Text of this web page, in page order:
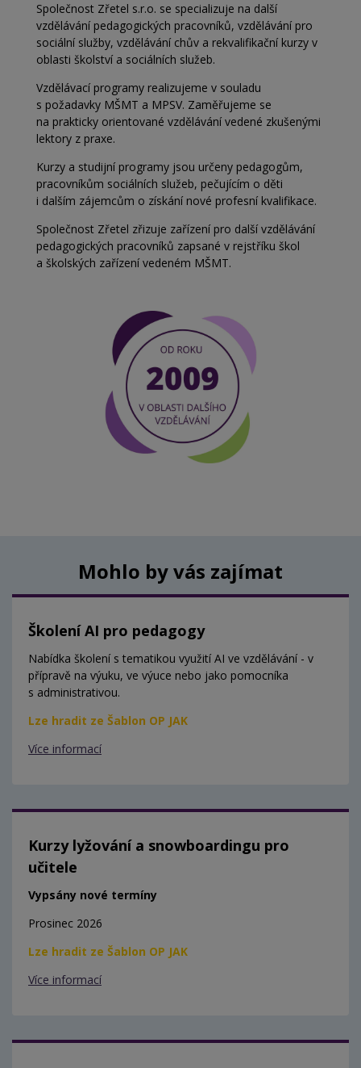
Společnost Zřetel s.r.o. se specializuje na další
vzdělávání pedagogických pracovníků, vzdělávání pro
sociální služby, vzdělávání chův a rekvalifikační kurzy v
oblasti školství a sociálních služeb.
Vzdělávací programy realizujeme v souladu
s požadavky MŠMT a MPSV. Zaměřujeme se
na prakticky orientované vzdělávání vedené zkušenými
lektory z praxe.
Kurzy a studijní programy jsou určeny pedagogům,
pracovníkům sociálních služeb, pečujícím o děti
i dalším zájemcům o získání nové profesní kvalifikace.
Společnost Zřetel zřizuje zařízení pro další vzdělávání
pedagogických pracovníků zapsané v rejstříku škol
a školských zařízení vedeném MŠMT.
Mohlo by vás zajímat
Školení AI pro pedagogy
Nabídka školení s tematikou využití AI ve vzdělávání - v
přípravě na výuku, ve výuce nebo jako pomocníka
s administrativou.
Lze hradit ze Šablon OP JAK
Více informací
Kurzy lyžování a snowboardingu pro
učitele
Vypsány nové termíny
Prosinec 2026
Lze hradit ze Šablon OP JAK
Více informací